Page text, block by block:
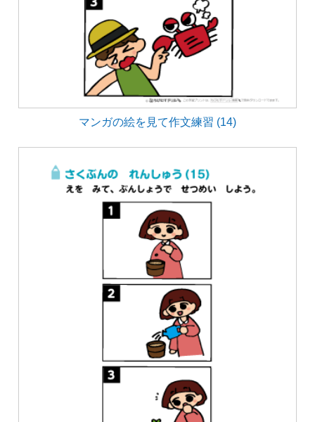
マンガの絵を見て作文練習 (14)